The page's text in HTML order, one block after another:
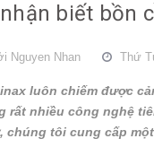
biết bồn
Nguyen Nhan Thứ
luôn chiếm được
rất nhiều công nghệ
chúng tôi cung cấp